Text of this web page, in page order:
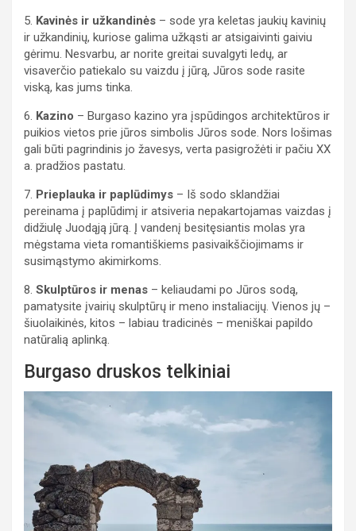
5. Kavinės ir užkandinės – sode yra keletas jaukių kavinių
ir užkandinių, kuriose galima užkąsti ar atsigaivinti gaiviu
gėrimu. Nesvarbu, ar norite greitai suvalgyti ledų, ar
visaverčio patiekalo su vaizdu į jūrą, Jūros sode rasite
viską, kas jums tinka.
6. Kazino – Burgaso kazino yra įspūdingos architektūros ir
puikios vietos prie jūros simbolis Jūros sode. Nors lošimas
gali būti pagrindinis jo žavesys, verta pasigrožėti ir pačiu XX
a. pradžios pastatu.
7. Prieplauka ir paplūdimys – Iš sodo sklandžiai
pereinama į paplūdimį ir atsiveria nepakartojamas vaizdas į
didžiulę Juodąją jūrą. Į vandenį besitęsiantis molas yra
mėgstama vieta romantiškiems pasivaikščiojimams ir
susimąstymo akimirkoms.
8. Skulptūros ir menas – keliaudami po Jūros sodą,
pamatysite įvairių skulptūrų ir meno instaliacijų. Vienos jų –
šiuolaikinės, kitos – labiau tradicinės – meniškai papildo
natūralią aplinką.
Burgaso druskos telkiniai